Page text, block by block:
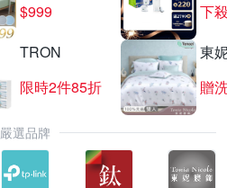
$999
下
TRON
限時2件85折
東
贈
嚴選品牌